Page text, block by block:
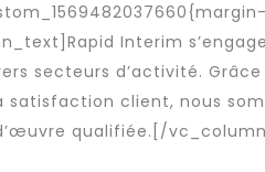
Interim
secteurs d’activité.
client, nous
qualifiée.[/